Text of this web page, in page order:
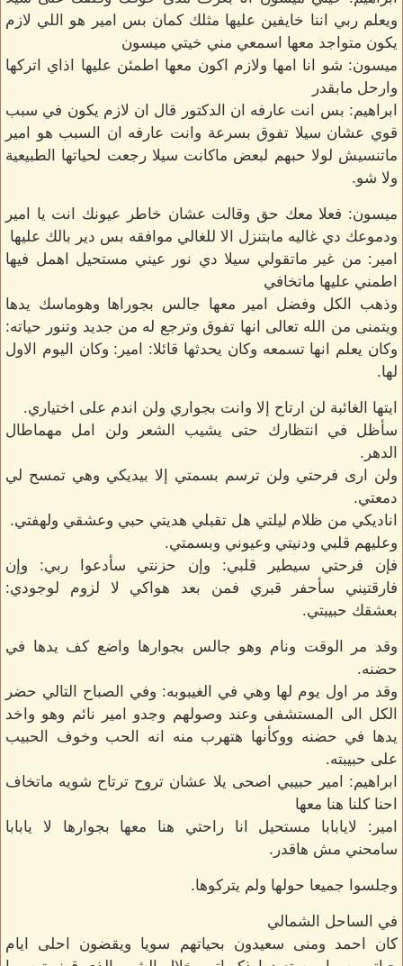
ويعلم ربي اننا خايفين عليها مثلك كمان بس امير هو اللي لازم
يكون متواجد معها اسمعي مني خيتي ميسون
ميسون: شو انا امها ولازم اكون معها اطمئن عليها اذاي اتركها
وارحل مابقدر
ابراهيم: بس انت عارفه ان الدكتور قال ان لازم يكون في سبب
قوي عشان سيلا تفوق بسرعة وانت عارفه ان السبب هو امير
ماتنسيش لولا حبهم لبعض ماكانت سيلا رجعت لحياتها الطبيعية
ولا شو.
ميسون: فعلا معك حق وقالت عشان خاطر عيونك انت يا امير
ودموعك دي غاليه مابتنزل الا للغالي موافقه بس دير بالك عليها
امير: من غير ماتقولي سيلا دي نور عيني مستحيل اهمل فيها
اطمني عليها ماتخافي
وذهب الكل وفضل امير معها جالس بجوراها وهوماسك يدها
ويتمنى من الله تعالى انها تفوق وترجع له من جديد وتنور حياته:
وكان يعلم انها تسمعه وكان يحدثها قائلا: امير: وكان اليوم الاول
لها.
ايتها الغائبة لن ارتاح إلا وانت بجواري ولن اندم على اختياري.
سأظل في انتظارك حتى يشيب الشعر ولن امل مهماطال
الدهر.
ولن ارى فرحتي ولن ترسم بسمتي إلا بيديكي وهي تمسح لي
دمعتي.
اناديكي من ظلام ليلتي هل تقبلي هديتي حبي وعشقي ولهفتي.
وعليهم قلبي ودنيتي وعيوني وبسمتي.
فإن فرحتي سيطير قلبي: وإن حزنتي سأدعوا ربي: وإن
فارقتيني سأحفر قبري فمن بعد هواكي لا لزوم لوجودي:
بعشقك حبيبتي.
وقد مر الوقت ونام وهو جالس بجوارها واضع كف يدها في
حضنه.
وقد مر اول يوم لها وهي في الغيبوبه: وفي الصباح التالي حضر
الكل الى المستشفى وعند وصولهم وجدو امير نائم وهو واخد
يدها في حضنه ووكأنها هتهرب منه انه الحب وخوف الحبيب
على حبيبته.
ابراهيم: امير حبيبي اصحى يلا عشان تروح ترتاح شويه ماتخاف
احنا كلنا هنا معها
امير: لايابابا مستحيل انا راحتي هنا معها بجوارها لا يابابا
سامحني مش هاقدر.
وجلسوا جميعا حولها ولم يتركوها.
في الساحل الشمالي
كان احمد ومنى سعيدون بحياتهم سويا ويقضون احلى ايام